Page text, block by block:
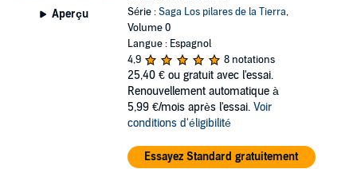
Aperçu
Série :Saga Los pilares de la Tierra,
Volume 0
Langue : Espagnol
4,9
8 notations
25,40 € ou gratuit avec l'essai.
Renouvellement automatique à
5,99 €/mois après l'essai. Voir
conditions d'éligibilité
Essayez Standard gratuitement